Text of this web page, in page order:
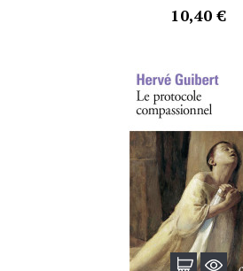
Prix
10,40 €